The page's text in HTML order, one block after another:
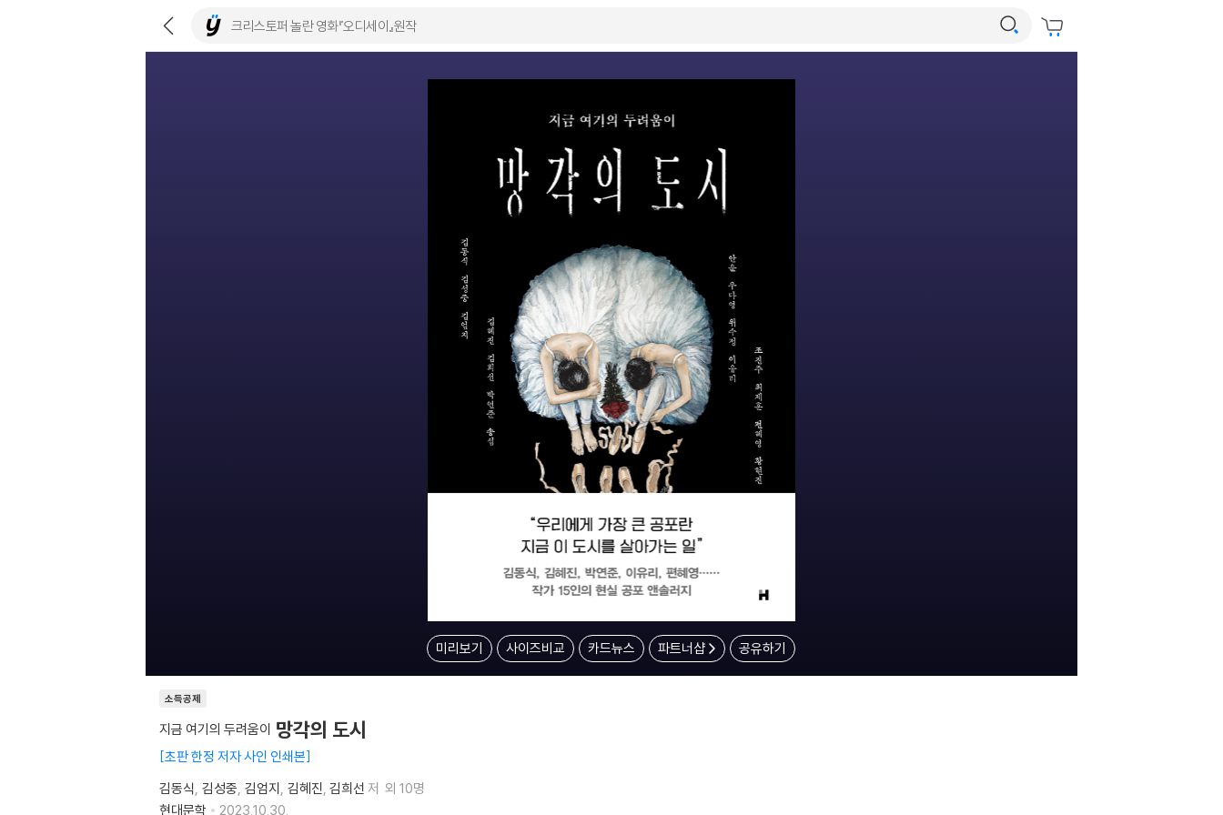
미리보기 사이즈비교 카드뉴스 파트너샵 공유하기
소득공제
지금 여기의 두려움이 망각의 도시
초판 한정 저자 사인 인쇄본
김동식 김성중 김엄지 김혜진 김희선 저 외 10명
현대문학
2023.10.30.